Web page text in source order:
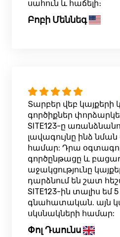
սահուն և հաճելի։
Բոբի Մեննեգ
Տարբեր վեբ կայքերի
գործիքներ
SITE123-ը
լավագույնը ինձ
համար: Դրա
գործընթացը և
աջակցությունը
դարձնում են շատ
SITE123-ին տալիս
գնահատական. այն
սկսնակների համար:
Փոլ Դաունս